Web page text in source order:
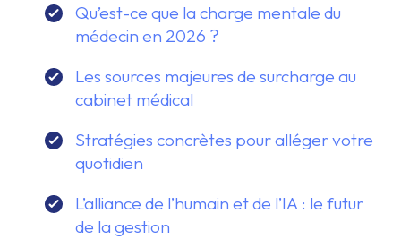
Qu’est-ce que la charge mentale du
médecin en 2026 ?
Les sources majeures de surcharge au
cabinet médical
Stratégies concrètes pour alléger votre
quotidien
L’alliance de l’humain et de l’IA : le futur
de la gestion